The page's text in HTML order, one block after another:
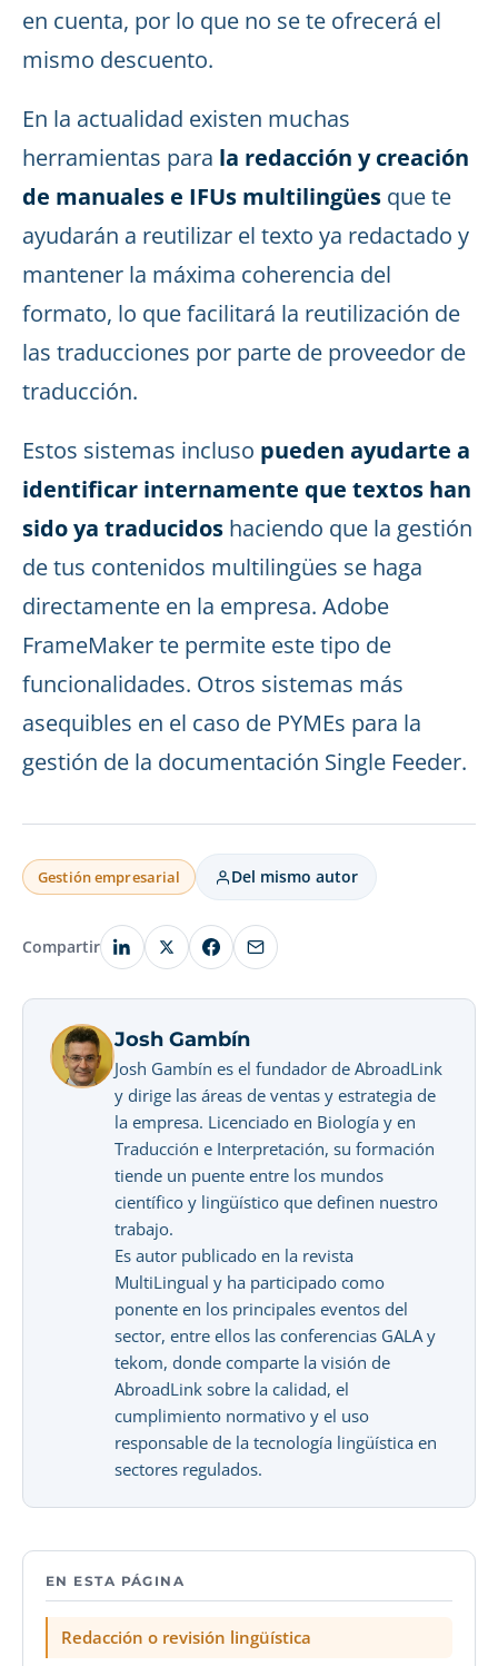
en cuenta, por lo que no se te ofrecerá el
mismo descuento.
En la actualidad existen muchas
herramientas para la redacción y creación
de manuales e IFUs multilingües que te
ayudarán a reutilizar el texto ya redactado y
mantener la máxima coherencia del
formato, lo que facilitará la reutilización de
las traducciones por parte de proveedor de
traducción.
Estos sistemas incluso pueden ayudarte a
identificar internamente que textos han
sido ya traducidos haciendo que la gestión
de tus contenidos multilingües se haga
directamente en la empresa. Adobe
FrameMaker te permite este tipo de
funcionalidades. Otros sistemas más
asequibles en el caso de PYMEs para la
gestión de la documentación Single Feeder.
Gestión empresarial Del mismo autor
Compartir
Josh Gambín
Josh Gambín es el fundador de AbroadLink
y dirige las áreas de ventas y estrategia de
la empresa. Licenciado en Biología y en
Traducción e Interpretación, su formación
tiende un puente entre los mundos
científico y lingüístico que definen nuestro
trabajo.
Es autor publicado en la revista
MultiLingual y ha participado como
ponente en los principales eventos del
sector, entre ellos las conferencias GALA y
tekom, donde comparte la visión de
AbroadLink sobre la calidad, el
cumplimiento normativo y el uso
responsable de la tecnología lingüística en
sectores regulados.
EN ESTA PÁGINA
Redacción o revisión lingüística